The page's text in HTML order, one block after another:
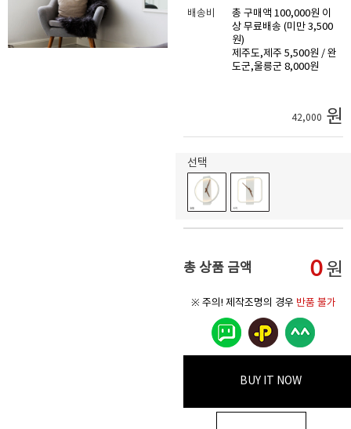
배송비
총 구매액 100,000원 이
상 무료배송 (미만 3,500
원)
제주도,제주 5,500원 / 완
도군,울릉군 8,000원
42,000 원
선택
총 상품 금액 0원
※ 주의! 제작조명의 경우 반품 불가
BUY IT NOW